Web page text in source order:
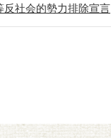
反社会的勢力排除宣言